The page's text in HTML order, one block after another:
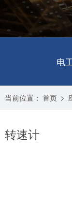
电
当前位置： 首页 >
转速计